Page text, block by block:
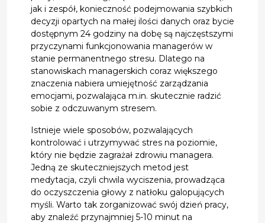
jak i zespół, konieczność podejmowania szybkich
decyzji opartych na małej ilości danych oraz bycie
dostępnym 24 godziny na dobę są najczęstszymi
przyczynami funkcjonowania managerów w
stanie permanentnego stresu. Dlatego na
stanowiskach managerskich coraz większego
znaczenia nabiera umiejętność zarządzania
emocjami, pozwalająca m.in. skutecznie radzić
sobie z odczuwanym stresem.
Istnieje wiele sposobów, pozwalających
kontrolować i utrzymywać stres na poziomie,
który nie będzie zagrażał zdrowiu managera.
Jedną ze skuteczniejszych metod jest
medytacja, czyli chwila wyciszenia, prowadząca
do oczyszczenia głowy z natłoku galopujących
myśli. Warto tak zorganizować swój dzień pracy,
aby znaleźć przynajmniej 5-10 minut na